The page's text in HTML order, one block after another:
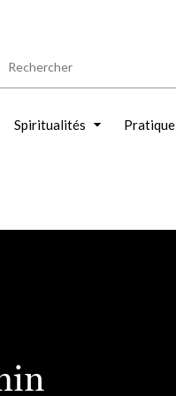
Spiritualités Pratique